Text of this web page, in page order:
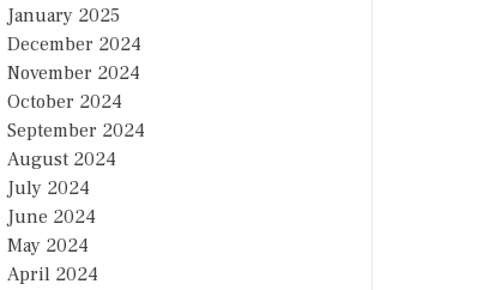
January 2025
December 2024
November 2024
October 2024
September 2024
August 2024
July 2024
June 2024
May 2024
April 2024